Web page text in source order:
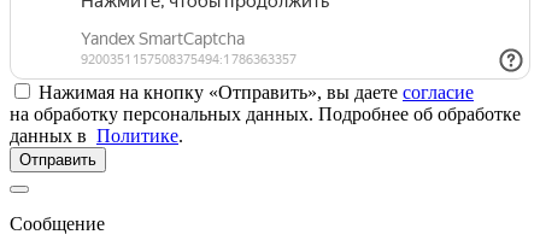
Нажимая на кнопку «Отправить», вы даете согласие
на обработку персональных данных. Подробнее об обработке
данных в Политике.
Отправить
Сообщение